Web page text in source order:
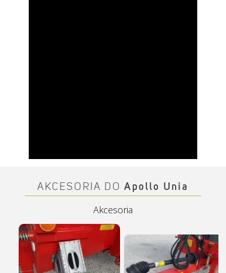
AKCESORIA DO Apollo Unia
Akcesoria